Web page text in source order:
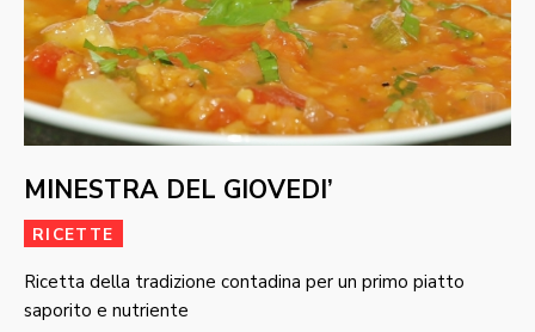
MINESTRA DEL GIOVEDI’
RICETTE
Ricetta della tradizione contadina per un primo piatto
saporito e nutriente